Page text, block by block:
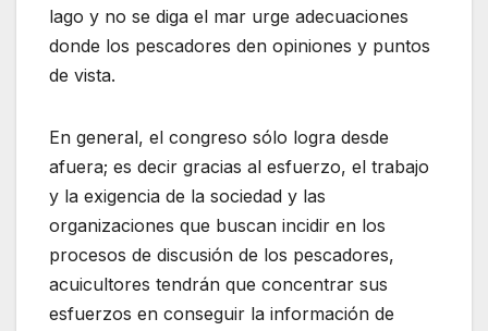
lago y no se diga el mar urge adecuaciones
donde los pescadores den opiniones y puntos
de vista.
En general, el congreso sólo logra desde
afuera; es decir gracias al esfuerzo, el trabajo
y la exigencia de la sociedad y las
organizaciones que buscan incidir en los
procesos de discusión de los pescadores,
acuicultores tendrán que concentrar sus
esfuerzos en conseguir la información de